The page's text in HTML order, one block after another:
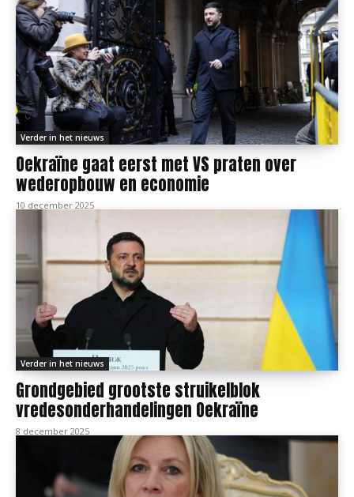
Verder in het nieuws
Oekraïne gaat eerst met VS praten over
wederopbouw en economie
10 december 2025
Verder in het nieuws
Grondgebied grootste struikelblok
vredesonderhandelingen Oekraïne
8 december 2025